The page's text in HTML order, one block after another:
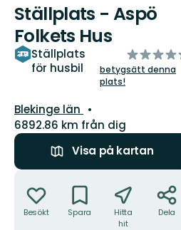
Ställplats - Aspö
Folkets Hus
Ställplats
för husbil
av
5
stjärnor
betygsätt denna
plats!
Län:
Blekinge län
6892.86 km från dig
Visa på kartan
Besökt Spara
Hitta
hit
Dela